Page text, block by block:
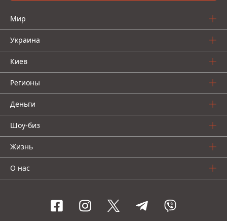
Мир
Украина
Киев
Регионы
Деньги
Шоу-биз
Жизнь
О нас